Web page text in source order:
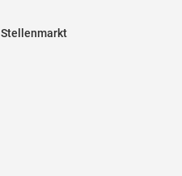
Stellenmarkt